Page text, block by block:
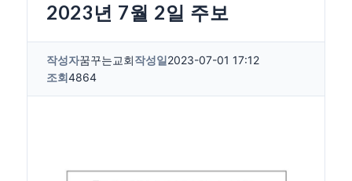
2023년 7월 2일 주보
작성자꿈꾸는교회작성일2023-07-01 17:12
조회4864